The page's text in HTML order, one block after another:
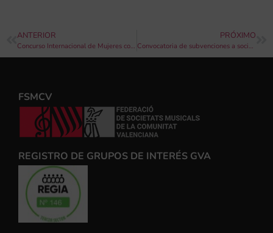
ANTERIOR
Concurso Internacional de Mujeres compositoras, premio Maria Theresia Von Paradis
PRÓXIMO
Convocatoria de subvenciones a sociedades musicales, “Excel·lent, música de banda 2024”
FSMCV
REGISTRO DE GRUPOS DE INTERÉS GVA